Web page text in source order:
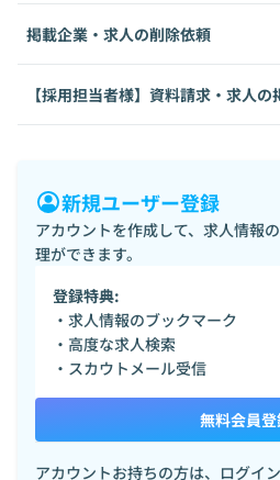
掲載企業・求人の削除依頼
【採用担当者様】資料請求・求人の
新規ユーザー登録
アカウントを作成して、求人情報
理ができます。
登録特典:
・求人情報のブックマーク
・高度な求人検索
・スカウトメール受信
無料会員
アカウントお持ちの方は、 ログイン